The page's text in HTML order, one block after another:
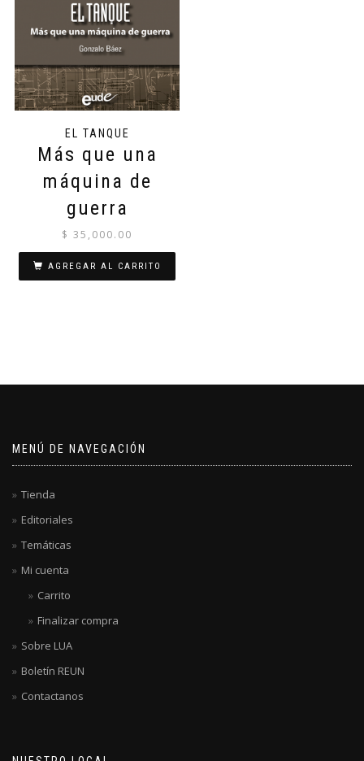
EL TANQUE
Más que una
máquina de
guerra
$ 35,000.00
AGREGAR AL CARRITO
MENÚ DE NAVEGACIÓN
Tienda
Editoriales
Temáticas
Mi cuenta
Carrito
Finalizar compra
Sobre LUA
Boletín REUN
Contactanos